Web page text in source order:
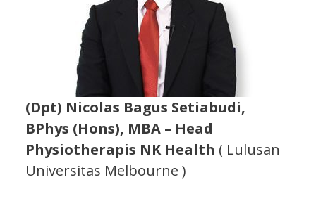
(Dpt) Nicolas Bagus Setiabudi,
BPhys (Hons), MBA – Head
Physiotherapis NK Health ( Lulusan
Universitas Melbourne )